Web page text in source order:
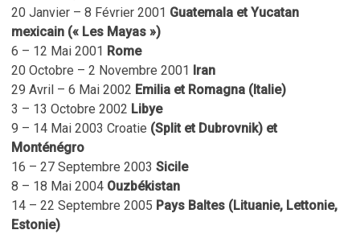
20 Janvier – 8 Février 2001 Guatemala et Yucatan
mexicain (« Les Mayas »)
6 – 12 Mai 2001 Rome
20 Octobre – 2 Novembre 2001 Iran
29 Avril – 6 Mai 2002 Emilia et Romagna (Italie)
3 – 13 Octobre 2002 Libye
9 – 14 Mai 2003 Croatie (Split et Dubrovnik) et
Monténégro
16 – 27 Septembre 2003 Sicile
8 – 18 Mai 2004 Ouzbékistan
14 – 22 Septembre 2005 Pays Baltes (Lituanie, Lettonie,
Estonie)